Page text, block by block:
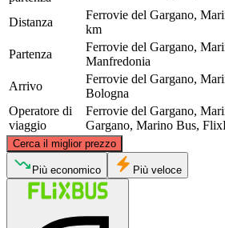
Distanza
Ferrovie del Gargano,
km
Partenza
Ferrovie del Gargano,
Manfredonia
Arrivo
Ferrovie del Gargano,
Bologna
Operatore di
viaggio
Ferrovie del Gargano,
Gargano, Marino Bus,
Cerca il miglior prezzo
Bologna
©CARTO,
Più economico Più veloce